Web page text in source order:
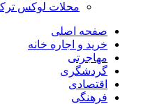
محلات لوکس
صفحه اصلی
خرید و اجاره خانه
مهاجرتی
گردشگری
اقتصادی
فرهنگی